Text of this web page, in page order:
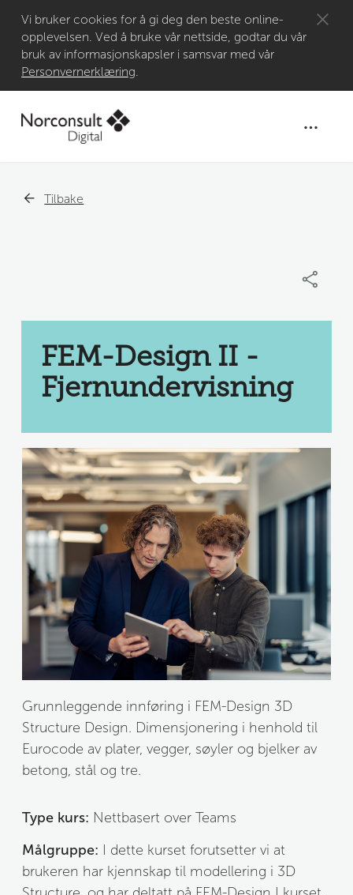
Gå til
hovedinnhold
Vi bruker cookies for å gi deg den beste online-
opplevelsen. Ved å bruke vår nettside, godtar du vår
bruk av informasjonskapsler i samsvar med vår
Personvernerklæring
Tilbake
FEM-Design II -
Fjernundervisning
Grunnleggende innføring i FEM-Design 3D
Structure Design. Dimensjonering i henhold til
Eurocode av plater, vegger, søyler og bjelker av
betong, stål og tre.
Type kurs: Nettbasert over Teams
Målgruppe: I dette kurset forutsetter vi at
brukeren har kjennskap til modellering i 3D